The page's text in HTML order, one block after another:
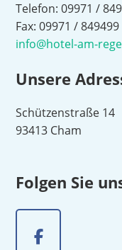
Telefon: 09971 /
Fax: 09971 / 849499
info@hotel-am-
Unsere
Schützenstraße 14
93413 Cham
Folgen Sie